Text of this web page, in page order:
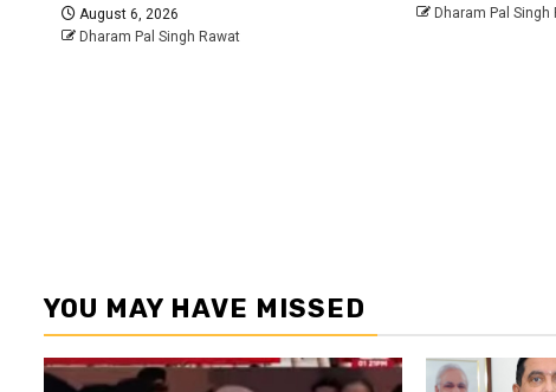
August 6, 2026
Dharam Pal Singh Rawat
Dharam Pal Singh
YOU MAY HAVE MISSED